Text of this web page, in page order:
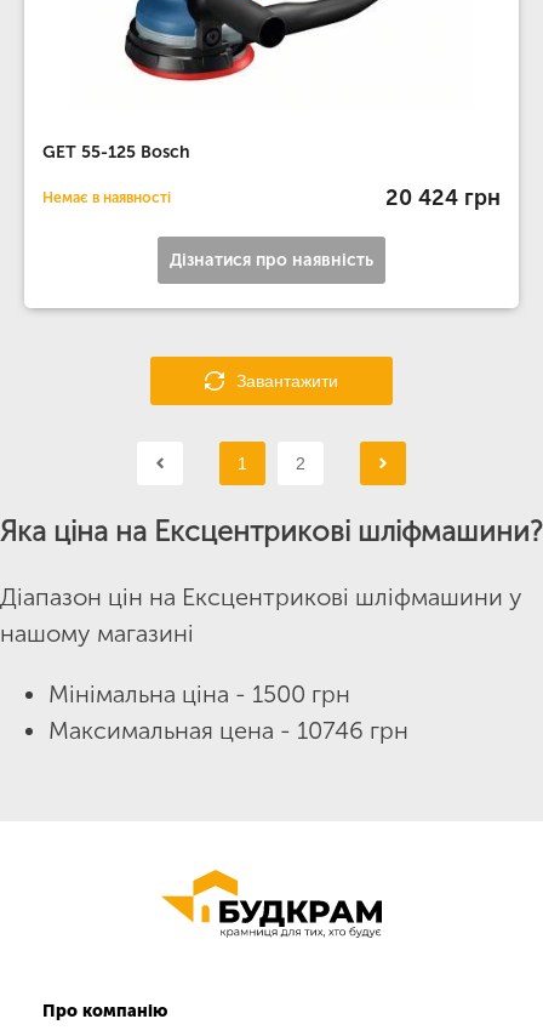
GET 55-125 Bosch
Немає в наявності 20 424 грн
Дізнатися про наявність
Завантажити
1 2
Яка ціна на Ексцентрикові шліфмашини?
Діапазон цін на Ексцентрикові шліфмашини у
нашому магазині
Мінімальна ціна - 1500 грн
Максимальная цена - 10746 грн
Про компанію